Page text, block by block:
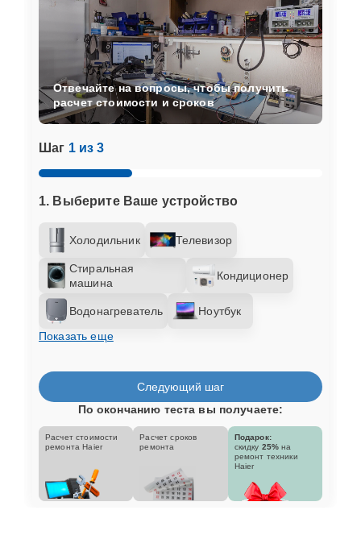
Шаг 1 из 3
1. Выберите Ваше устройство
Холодильник Телевизор
Стиральная
машина
Кондиционер
Водонагреватель
Ноутбук
Показать еще
Отвечайте на вопросы, чтобы получить
расчет стоимости и сроков
Следующий шаг
По окончанию теста вы получаете:
Расчет стоимости
ремонта Haier
Расчет сроков
ремонта
Подарок:
скидку 25% на
ремонт техники
Haier